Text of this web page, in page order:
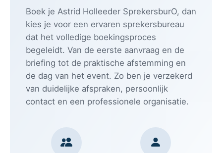
Boek je Astrid Holleeder SprekersburO, dan
kies je voor een ervaren sprekersbureau
dat het volledige boekingsproces
begeleidt. Van de eerste aanvraag en de
briefing tot de praktische afstemming en
de dag van het event. Zo ben je verzekerd
van duidelijke afspraken, persoonlijk
contact en een professionele organisatie.